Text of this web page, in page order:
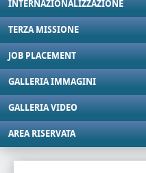
INTERNAZIONALIZZAZIONE
TERZA MISSIONE
JOB PLACEMENT
GALLERIA IMMAGINI
GALLERIA VIDEO
AREA RISERVATA